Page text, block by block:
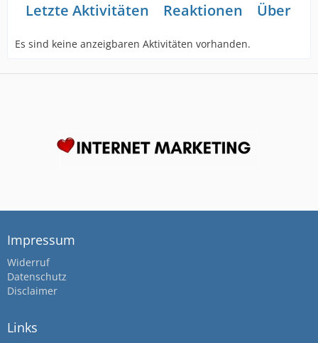
Letzte Aktivitäten Reaktionen Über
Es sind keine anzeigbaren Aktivitäten vorhanden.
Impressum
Widerruf
Datenschutz
Disclaimer
Links